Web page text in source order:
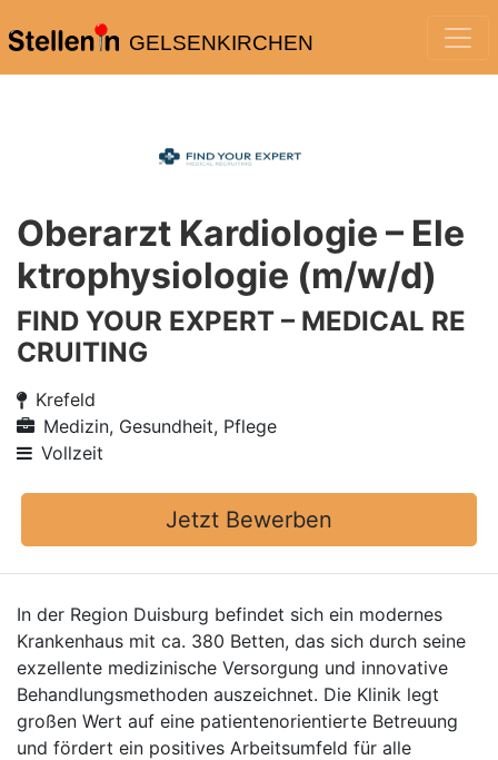
GELSENKIRCHEN
Oberarzt Kardiologie – Ele
ktrophysiologie (m/w/d)
FIND YOUR EXPERT – MEDICAL RE
CRUITING
Krefeld
Medizin, Gesundheit, Pflege
Vollzeit
Jetzt Bewerben
In der Region Duisburg befindet sich ein modernes
Krankenhaus mit ca. 380 Betten, das sich durch seine
exzellente medizinische Versorgung und innovative
Behandlungsmethoden auszeichnet. Die Klinik legt
großen Wert auf eine patientenorientierte Betreuung
und fördert ein positives Arbeitsumfeld für alle